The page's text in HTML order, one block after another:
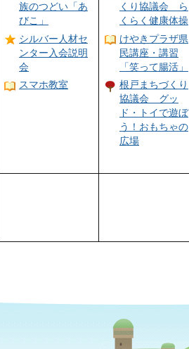
族のつどい「あ
びこ」
シルバー人材セ
ンター入会説明
会
スマホ教室
くり協議会 ら
くらく健康体操
けやきプラザ県
民講座・講習
「笑って腸活」
根戸まちづくり
協議会 グッ
ド・トイで遊ぼ
う！おもちゃの
広場